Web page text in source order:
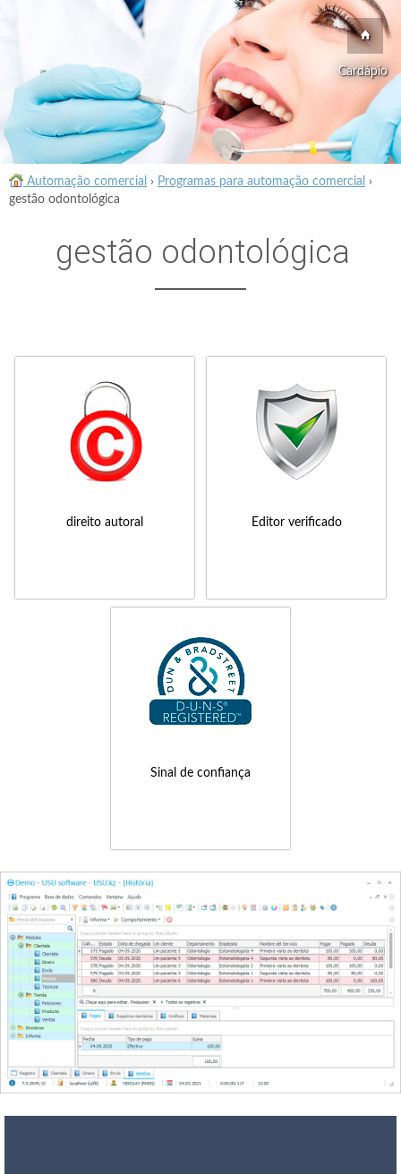
Cardápio
Automação comercial › Programas para automação comercial
›
gestão odontológica
gestão odontológica
direito autoral Editor verificado
Sinal de confiança